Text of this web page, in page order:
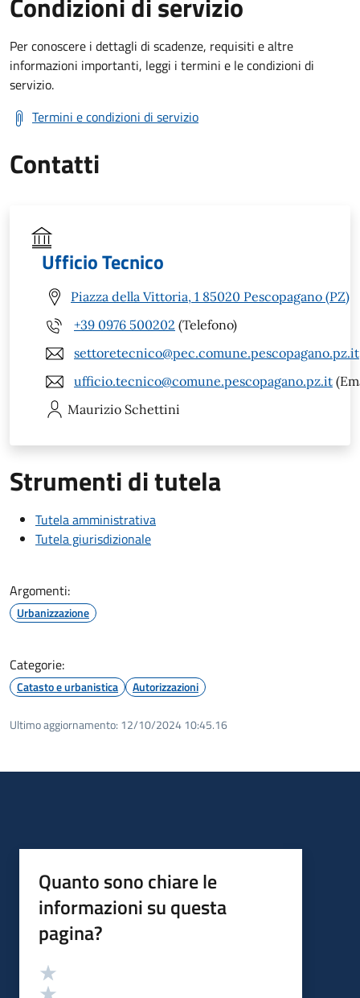
Per conoscere i dettagli di scadenze, requisiti e altre
informazioni importanti, leggi i termini e le condizioni di
servizio.
Termini e condizioni di servizio
Contatti
Ufficio Tecnico
Piazza della Vittoria, 1 85020 Pescopagano (PZ)
+39 0976 500202 (Telefono)
settoretecnico@pec.comune.pescopagano.pz.it
ufficio.tecnico@comune.pescopagano.pz.it
Maurizio Schettini
Strumenti di tutela
Tutela amministrativa
Tutela giurisdizionale
Argomenti:
Urbanizzazione
Categorie:
Catasto e urbanistica Autorizzazioni
Ultimo aggiornamento: 12/10/2024 10:45.16
Quanto sono chiare le
informazioni su questa
pagina?
Valutazione